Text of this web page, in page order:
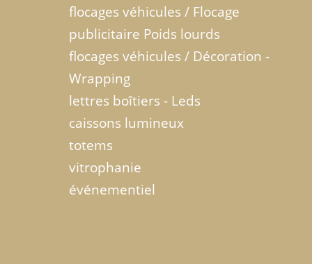
flocages véhicules / Flocage
publicitaire Poids lourds
flocages véhicules / Décoration -
Wrapping
lettres boîtiers - Leds
caissons lumineux
totems
vitrophanie
événementiel